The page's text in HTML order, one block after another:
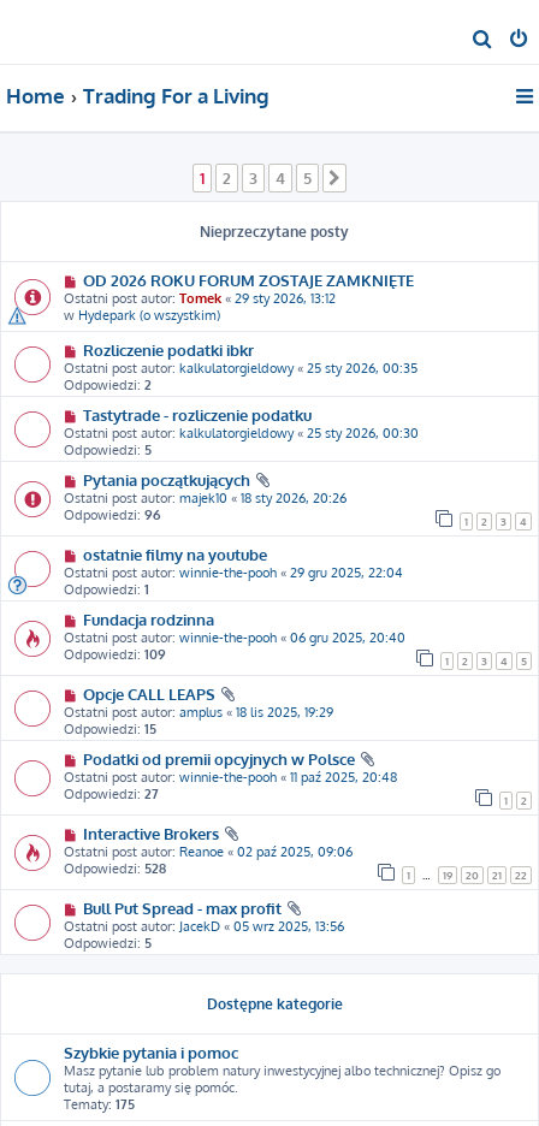
z
Home Trading For a Living
1 2 3 4 5
Nieprzeczytane posty
OD 2026 ROKU FORUM ZOSTAJE ZAMKNIĘTE
Ostatni post autor: Tomek « 29 sty 2026, 13:12
w Hydepark (o wszystkim)
Rozliczenie podatki ibkr
Ostatni post autor: kalkulatorgieldowy« 25 sty 2026, 00:35
Odpowiedzi: 2
Tastytrade - rozliczenie podatku
Ostatni post autor: kalkulatorgieldowy« 25 sty 2026, 00:30
Odpowiedzi: 5
Pytania początkujących
Ostatni post autor: majek10 « 18 sty 2026, 20:26
Odpowiedzi: 96 1 2 3 4
ostatnie filmy na youtube
Ostatni post autor: winnie-the-pooh « 29 gru 2025, 22:04
Odpowiedzi: 1
Fundacja rodzinna
Ostatni post autor: winnie-the-pooh « 06 gru 2025, 20:40
Odpowiedzi: 109 1 2 3 4 5
Opcje CALL LEAPS
Ostatni post autor: amplus « 18 lis 2025, 19:29
Odpowiedzi: 15
Podatki od premii opcyjnych w Polsce
Ostatni post autor: winnie-the-pooh « 11 paź 2025, 20:48
Odpowiedzi: 27 1 2
Interactive Brokers
Ostatni post autor: Reanoe « 02 paź 2025, 09:06
Odpowiedzi: 528 1 19 20 21 22
Bull Put Spread - max profit
Ostatni post autor: JacekD « 05 wrz 2025, 13:56
Odpowiedzi: 5
Dostępne kategorie
Szybkie pytania i pomoc
Masz pytanie lub problem natury inwestycyjnej albo technicznej? Opisz go
tutaj, a postaramy się pomóc.
Tematy: 175